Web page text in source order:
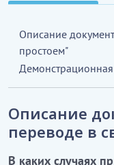
Описание
простоем"
Описание
переводе в
В каких случаях